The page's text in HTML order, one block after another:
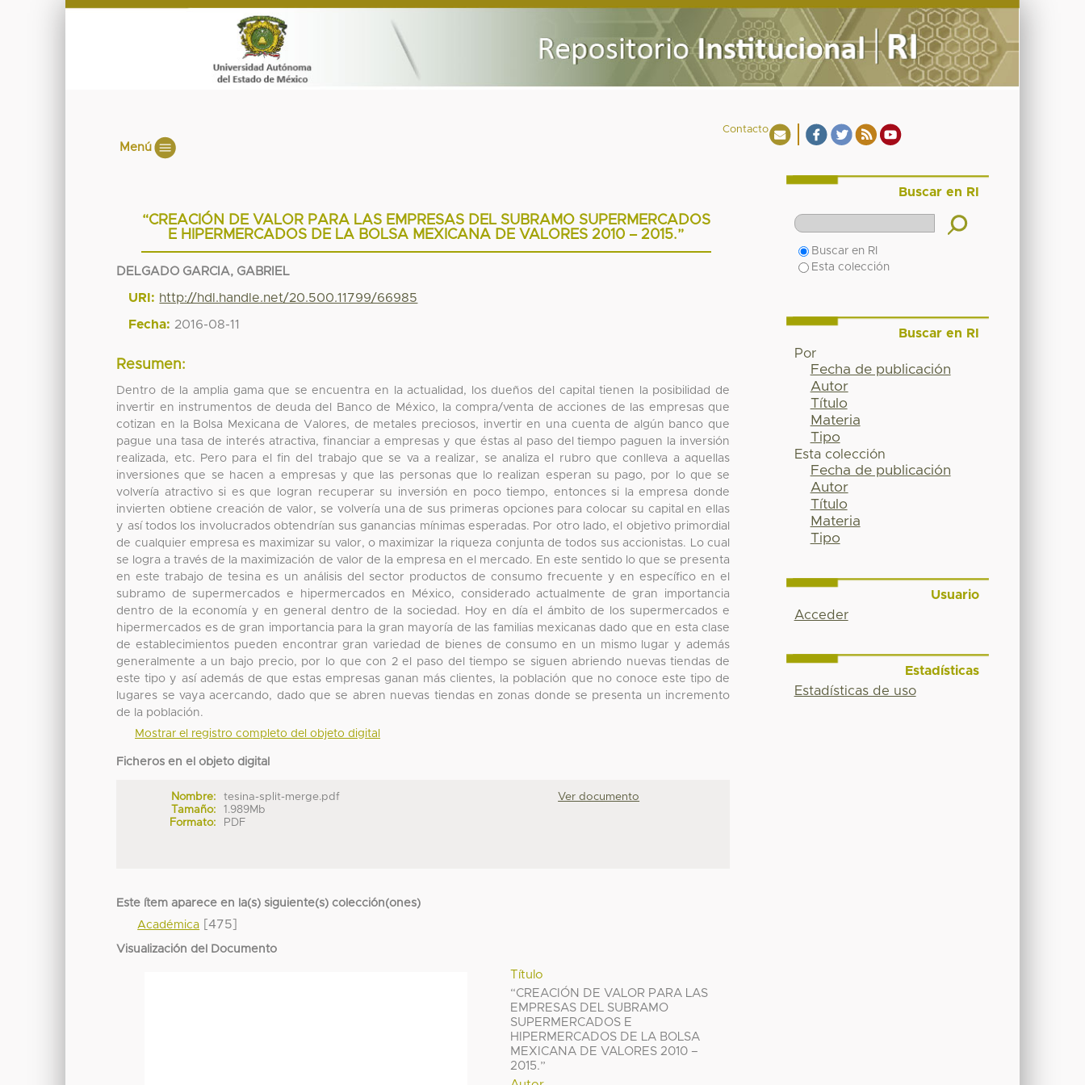
Contacto
Menú
“CREACIÓN DE VALOR PARA LAS EMPRESAS DEL SUBRAMO SUPERMERCADOS
E HIPERMERCADOS DE LA BOLSA MEXICANA DE VALORES 2010 – 2015.”
DELGADO GARCIA, GABRIEL
URI: http://hdl.handle.net/20.500.11799/66985
Fecha: 2016-08-11
Resumen:
Dentro de la amplia gama que se encuentra en la actualidad, los dueños del capital tienen la posibilidad de
invertir en instrumentos de deuda del Banco de México, la compra/venta de acciones de las empresas que
cotizan en la Bolsa Mexicana de Valores, de metales preciosos, invertir en una cuenta de algún banco que
pague una tasa de interés atractiva, financiar a empresas y que éstas al paso del tiempo paguen la inversión
realizada, etc. Pero para el fin del trabajo que se va a realizar, se analiza el rubro que conlleva a aquellas
inversiones que se hacen a empresas y que las personas que lo realizan esperan su pago, por lo que se
volvería atractivo si es que logran recuperar su inversión en poco tiempo, entonces si la empresa donde
invierten obtiene creación de valor, se volvería una de sus primeras opciones para colocar su capital en ellas
y así todos los involucrados obtendrían sus ganancias mínimas esperadas. Por otro lado, el objetivo primordial
de cualquier empresa es maximizar su valor, o maximizar la riqueza conjunta de todos sus accionistas. Lo cual
se logra a través de la maximización de valor de la empresa en el mercado. En este sentido lo que se presenta
en este trabajo de tesina es un análisis del sector productos de consumo frecuente y en específico en el
subramo de supermercados e hipermercados en México, considerado actualmente de gran importancia
dentro de la economía y en general dentro de la sociedad. Hoy en día el ámbito de los supermercados e
hipermercados es de gran importancia para la gran mayoría de las familias mexicanas dado que en esta clase
de establecimientos pueden encontrar gran variedad de bienes de consumo en un mismo lugar y además
generalmente a un bajo precio, por lo que con 2 el paso del tiempo se siguen abriendo nuevas tiendas de
este tipo y así además de que estas empresas ganan más clientes, la población que no conoce este tipo de
lugares se vaya acercando, dado que se abren nuevas tiendas en zonas donde se presenta un incremento
de la población.
Mostrar el registro completo del objeto digital
Ficheros en el objeto digital
Nombre:
tesina-split-merge.pdf
Tamaño:
1.989Mb
Formato:
PDF
Ver documento
Este ítem aparece en la(s) siguiente(s) colección(ones)
Académica [475]
Visualización del Documento
Título
“CREACIÓN DE VALOR PARA LAS
EMPRESAS DEL SUBRAMO
SUPERMERCADOS E
HIPERMERCADOS DE LA BOLSA
MEXICANA DE VALORES 2010 –
2015.”
Buscar en RI
Buscar en RI
Esta colección
Buscar en RI
Por
Fecha de publicación
Autor
Título
Materia
Tipo
Esta colección
Fecha de publicación
Autor
Título
Materia
Tipo
Usuario
Acceder
Estadísticas
Estadísticas de uso